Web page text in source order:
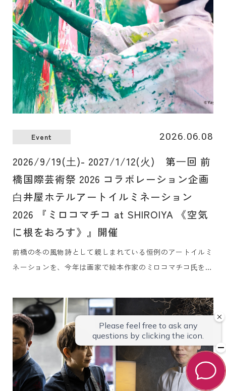
いただきます。共に『ゴ・エ・ミヨ』に毎年掲載されている
パティシエとシェフのコラボレーションを通じて、この⽇、
この場所だけで味わえる、かけがえのないひとときをご堪能
ください。
Event 2026.06.08
2026/9/19(⼟)- 2027/1/12(⽕) 第⼀回 前
橋国際芸術祭 2026 コラボレーション企画
⽩井屋ホテルアートイルミネーション
2026 『ミロコマチコ at SHIROIYA 《空気
に根をおろす》』開催
前橋の冬の⾵物詩として親しまれている恒例のアートイルミ
ネーションを、今年は画家で絵本作家のミロコマチコ⽒を奄
なかで初開催される『第⼀回 前橋国際芸術祭 2026』のプロ
グラムのひとつとして共に前橋のまちなかを彩ります。